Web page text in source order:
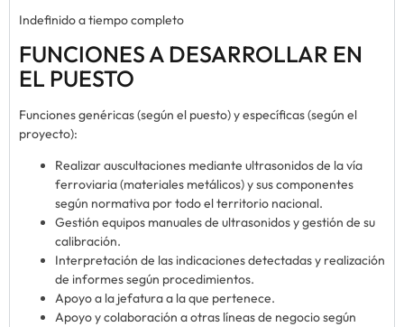
Indefinido a tiempo completo
FUNCIONES A DESARROLLAR EN
EL PUESTO
Funciones genéricas (según el puesto) y específicas (según el
proyecto):
Realizar auscultaciones mediante ultrasonidos de la vía
ferroviaria (materiales metálicos) y sus componentes
según normativa por todo el territorio nacional.
Gestión equipos manuales de ultrasonidos y gestión de su
calibración.
Interpretación de las indicaciones detectadas y realización
de informes según procedimientos.
Apoyo a la jefatura a la que pertenece.
Apoyo y colaboración a otras líneas de negocio según